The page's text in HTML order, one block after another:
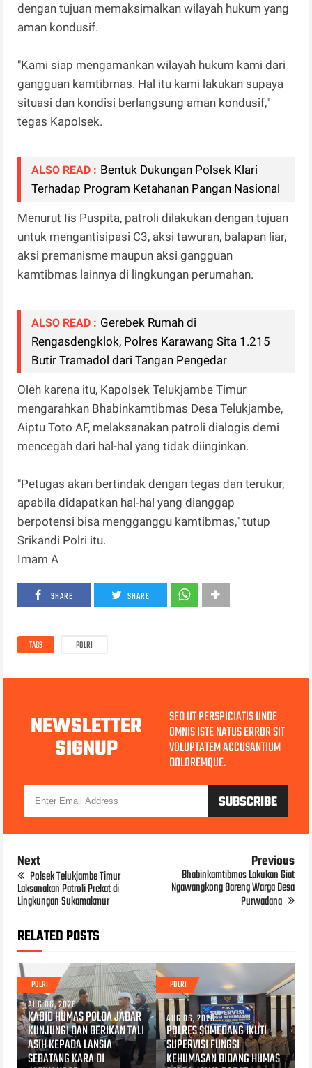
dengan tujuan memaksimalkan wilayah hukum yang
aman kondusif.
"Kami siap mengamankan wilayah hukum kami dari
gangguan kamtibmas. Hal itu kami lakukan supaya
situasi dan kondisi berlangsung aman kondusif,"
tegas Kapolsek.
ALSO READ : Bentuk Dukungan Polsek Klari
Terhadap Program Ketahanan Pangan Nasional
Menurut Iis Puspita, patroli dilakukan dengan tujuan
untuk mengantisipasi C3, aksi tawuran, balapan liar,
aksi premanisme maupun aksi gangguan
kamtibmas lainnya di lingkungan perumahan.
ALSO READ : Gerebek Rumah di
Rengasdengklok, Polres Karawang Sita 1.215
Butir Tramadol dari Tangan Pengedar
Oleh karena itu, Kapolsek Telukjambe Timur
mengarahkan Bhabinkamtibmas Desa Telukjambe,
Aiptu Toto AF, melaksanakan patroli dialogis demi
mencegah dari hal-hal yang tidak diinginkan.
"Petugas akan bertindak dengan tegas dan terukur,
apabila didapatkan hal-hal yang dianggap
berpotensi bisa mengganggu kamtibmas," tutup
Srikandi Polri itu.
Imam A
SHARE SHARE
TAGS POLRI
NEWSLETTER
SIGNUP
SED UT PERSPICIATIS UNDE
OMNIS ISTE NATUS ERROR SIT
VOLUPTATEM ACCUSANTIUM
DOLOREMQUE.
Next
Polsek Telukjambe Timur
Laksanakan Patroli Prekat di
Lingkungan Sukamakmur
Previous
Bhabinkamtibmas Lakukan Giat
Ngawangkong Bareng Warga Desa
Purwadana
RELATED POSTS
POLRI
AUG 06, 2026
KABID HUMAS POLDA JABAR
KUNJUNGI DAN BERIKAN TALI
ASIH KEPADA LANSIA
SEBATANG KARA DI
POLRI
AUG 06, 2026
POLRES SUMEDANG IKUTI
SUPERVISI FUNGSI
KEHUMASAN BIDANG HUMAS